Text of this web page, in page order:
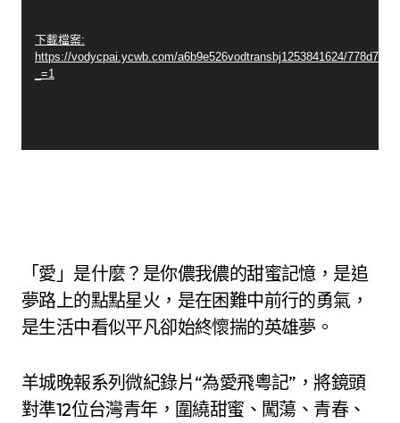
放
器
下載檔案:
https://vodycpai.ycwb.com/a6b9e526vodtransbj1253841624/
_=1
「愛」是什麼？是你儂我儂的甜蜜記憶，是追
夢路上的點點星火，是在困難中前行的勇氣，
是生活中看似平凡卻始終懷揣的英雄夢。
羊城晚報系列微紀錄片“為愛飛粵記”，將鏡頭
對準12位台灣青年，圍繞甜蜜、闖蕩、青春、